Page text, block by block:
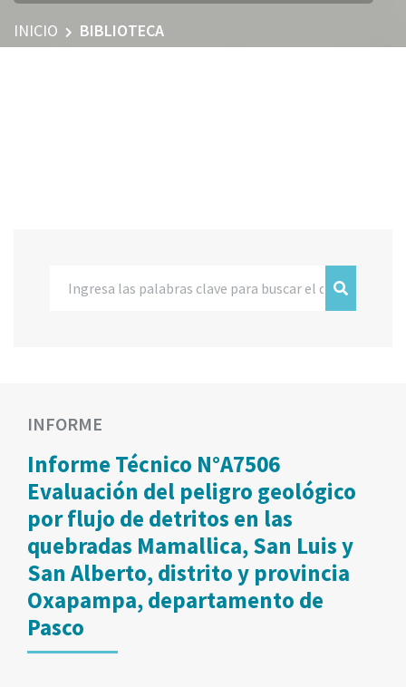
INICIO BIBLIOTECA
INFORME
Informe Técnico N°A7506
Evaluación del peligro geológico
por flujo de detritos en las
quebradas Mamallica, San Luis y
San Alberto, distrito y provincia
Oxapampa, departamento de
Pasco